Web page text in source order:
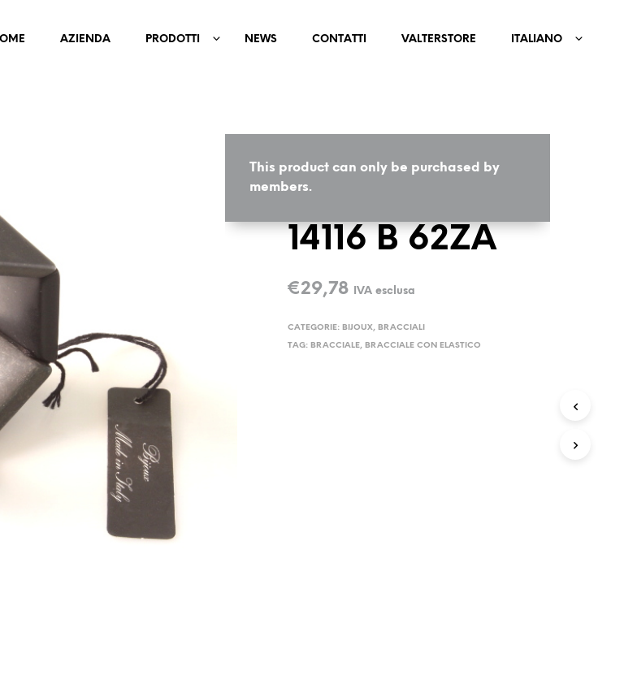
This product can only be purchased by
members.
AZIENDA PRODOTTI NEWS CONTATTI VALTERSTORE ITALIANO
HOME / BIJOUX / BRACCIALI
14116 B 62ZA
€29,78 IVA esclusa
CATEGORIE: BIJOUX, BRACCIALI
TAG: BRACCIALE, BRACCIALE CON ELASTICO